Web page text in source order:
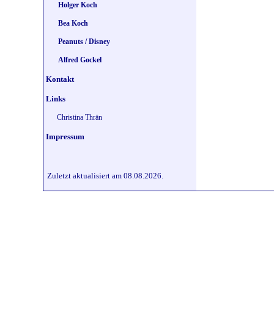
Holger Koch
Bea Koch
Peanuts / Disney
Alfred Gockel
Kontakt
Links
Christina Thrän
Impressum
Zuletzt aktualisiert am 08.08.2026.